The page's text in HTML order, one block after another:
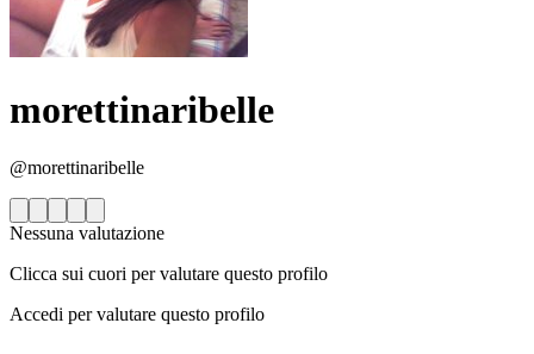
morettinaribelle
@morettinaribelle
Nessuna valutazione
Clicca sui cuori per valutare questo profilo
Accedi per valutare questo profilo